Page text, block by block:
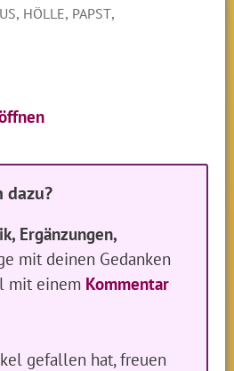
, HÖLLE, PAPST,
dazu?
Ergänzungen,
mit deinen Gedanken
mit einem Kommentar
gefallen hat, freuen